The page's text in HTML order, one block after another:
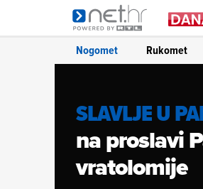
Nogomet Rukomet
SLAVLJE U
na proslavi
vratolomije